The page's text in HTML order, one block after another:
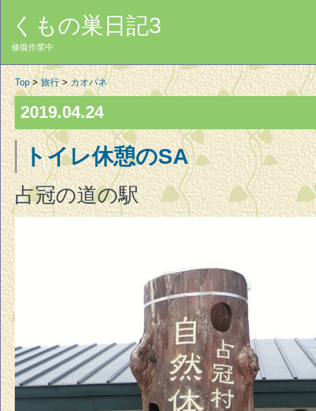
くもの巣日記3
修復作業中
Top>旅行> カオパネ
2019.04.24
トイレ休憩のSA
占冠の道の駅